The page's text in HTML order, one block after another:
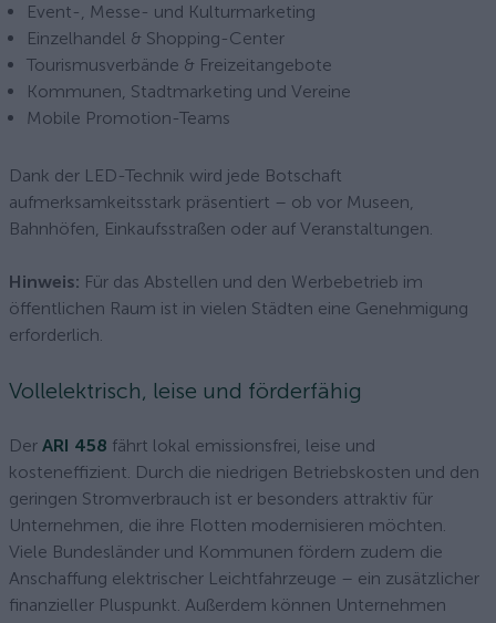
Event-, Messe- und Kulturmarketing
Einzelhandel & Shopping-Center
Tourismusverbände & Freizeitangebote
Kommunen, Stadtmarketing und Vereine
Mobile Promotion-Teams
Dank der LED-Technik wird jede Botschaft
aufmerksamkeitsstark präsentiert – ob vor Museen,
Bahnhöfen, Einkaufsstraßen oder auf Veranstaltungen.
Hinweis: Für das Abstellen und den Werbebetrieb im
öffentlichen Raum ist in vielen Städten eine Genehmigung
erforderlich.
Vollelektrisch, leise und förderfähig
Der ARI 458 fährt lokal emissionsfrei, leise und
kosteneffizient. Durch die niedrigen Betriebskosten und den
geringen Stromverbrauch ist er besonders attraktiv für
Unternehmen, die ihre Flotten modernisieren möchten.
Viele Bundesländer und Kommunen fördern zudem die
Anschaffung elektrischer Leichtfahrzeuge – ein zusätzlicher
finanzieller Pluspunkt. Außerdem können Unternehmen